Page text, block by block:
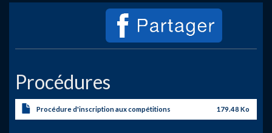
Procédures
Procédure d'inscription aux compétitions 179.48 Ko